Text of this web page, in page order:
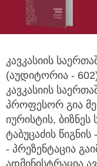
კავკასიის
(აუდიტორია -
კავკასიის
პროფესორ გია
იურისტის,
ტაბუცაძის
- პრეზენტაცია